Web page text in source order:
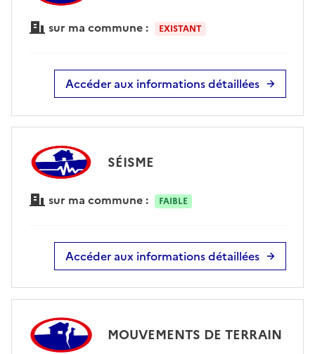
sur ma commune : EXISTANT
Accéder aux informations détaillées
SÉISME
sur ma commune : FAIBLE
Accéder aux informations détaillées
MOUVEMENTS DE TERRAIN